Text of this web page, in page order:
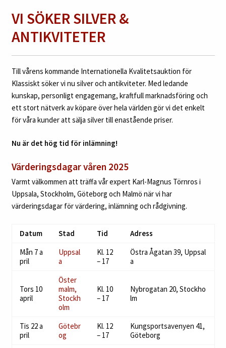
VI SÖKER SILVER &
ANTIKVITETER
Till vårens kommande Internationella Kvalitetsauktion för
Klassiskt söker vi nu silver och antikviteter. Med ledande
kunskap, personligt engagemang, kraftfull marknadsföring och
ett stort nätverk av köpare över hela världen gör vi det enkelt
för våra kunder att sälja silver till enastående priser.
Nu är det hög tid för inlämning!
Värderingsdagar våren 2025
Varmt välkommen att träffa vår expert Karl-Magnus Törnros i
Uppsala, Stockholm, Göteborg och Malmö när vi har
värderingsdagar för värdering, inlämning och rådgivning.
Datum Stad Tid
Adress
Mån 7 a
pril
Uppsal
a
Kl. 12
– 17
Östra Ågatan 39, Uppsal
a
Tors 10
april
Öster
malm,
Stockh
olm
Kl. 10
– 17
Nybrogatan 20, Stockho
lm
Tis 22 a
pril
Götebr
og
Kl. 12
– 17
Kungsportsavenyen 41,
Göteborg